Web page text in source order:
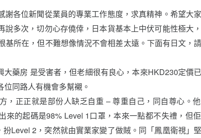
謝各位新聞從業員的專業工作態度，求真精神。希望大
說多次，切勿心存僥倖，日本貨基本上中伏可能性極大
基所在，但不難想像情況不會相差太遠。下面有日文，
大藥房 是受害者，但老細很有良心，本來HKD230定價
同路人有機會多幫襯。
，正正就是部份人缺乏自重 – 尊重自己，同自尊心。
來的起碼是98% Level 1口罩，本來一點都不失禮，但
Level 2，突然就由實業家變了做賊。同「鳳凰衛視」